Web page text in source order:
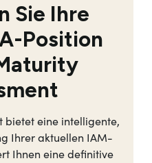
Sie Ihre
Position
bietet eine intelligente,
Ihrer aktuellen IAM-
Ihnen eine definitive